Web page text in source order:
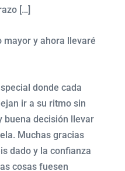
[…]
mayor y ahora llevaré
donde cada
ir a su ritmo sin
buena decisión llevar
Muchas gracias
dado y la confianza
cosas fuesen